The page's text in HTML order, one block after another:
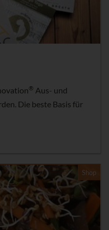
® Aus- und
Die beste Basis für
Shop